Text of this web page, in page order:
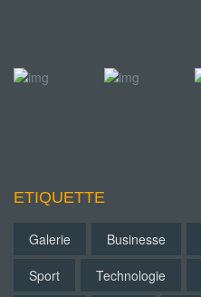
ETIQUETTE
Galerie Businesse
Sport
Technologie